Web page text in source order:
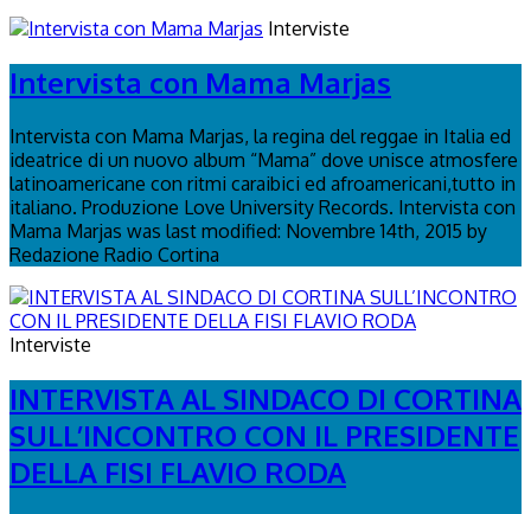
Interviste
Intervista con Mama Marjas
Intervista con Mama Marjas, la regina del reggae in Italia ed
ideatrice di un nuovo album “Mama” dove unisce atmosfere
latinoamericane con ritmi caraibici ed afroamericani,tutto in
italiano. Produzione Love University Records. Intervista con
Mama Marjas was last modified: Novembre 14th, 2015 by
Redazione Radio Cortina
Interviste
INTERVISTA AL SINDACO DI CORTINA
SULL’INCONTRO CON IL PRESIDENTE
DELLA FISI FLAVIO RODA